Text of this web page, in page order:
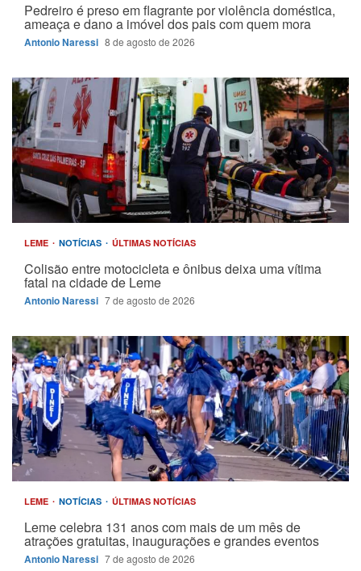
Pedreiro é preso em flagrante por violência doméstica,
ameaça e dano a imóvel dos pais com quem mora
Antonio Naressi 8 de agosto de 2026
LEME NOTÍCIAS ÚLTIMAS NOTÍCIAS
Colisão entre motocicleta e ônibus deixa uma vítima
fatal na cidade de Leme
Antonio Naressi 7 de agosto de 2026
LEME NOTÍCIAS ÚLTIMAS NOTÍCIAS
Leme celebra 131 anos com mais de um mês de
atrações gratuitas, inaugurações e grandes eventos
Antonio Naressi 7 de agosto de 2026